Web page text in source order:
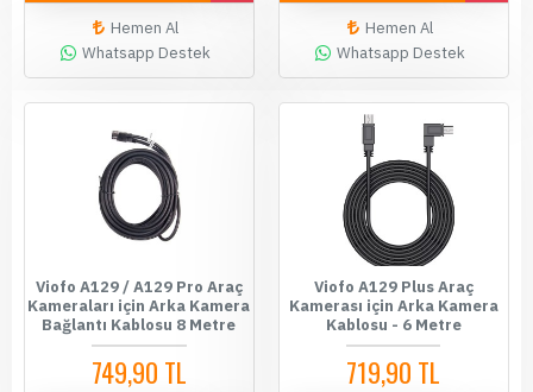
Hemen Al
Whatsapp Destek
Hemen Al
Whatsapp Destek
Viofo A129 / A129 Pro Araç
Kameraları için Arka Kamera
Bağlantı Kablosu 8 Metre
749,90 TL
Viofo A129 Plus Araç
Kamerası için Arka Kamera
Kablosu - 6 Metre
719,90 TL